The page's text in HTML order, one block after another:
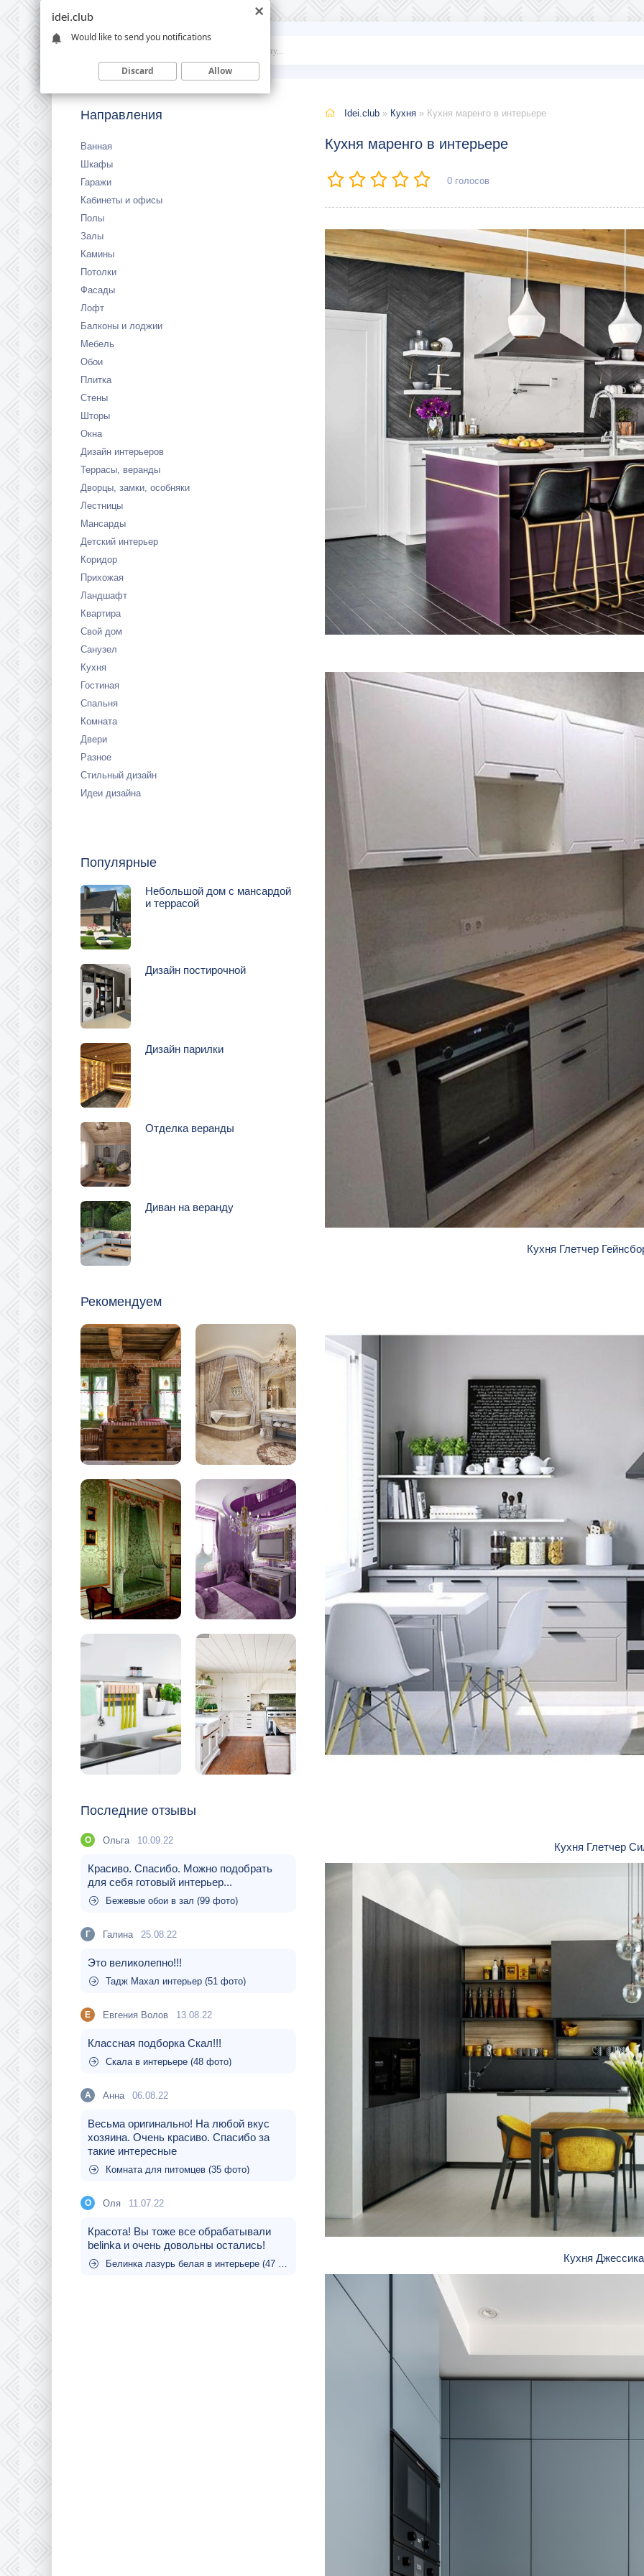
Idei
Направления
Ванная
Шкафы
Гаражи
Кабинеты и офисы
Полы
Залы
Камины
Потолки
Фасады
Лофт
Балконы и лоджии
Мебель
Обои
Плитка
Стены
Шторы
Окна
Дизайн интерьеров
Террасы, веранды
Дворцы, замки, особняки
Лестницы
Мансарды
Детский интерьер
Коридор
Прихожая
Ландшафт
Квартира
Свой дом
Санузел
Кухня
Гостиная
Спальня
Комната
Двери
Разное
Стильный дизайн
Идеи дизайна
Популярные
Небольшой дом с мансардой
и террасой
Дизайн постирочной
Дизайн парилки
Отделка веранды
Диван на веранду
Рекомендуем
Последние отзывы
О Ольга 10.09.22
Красиво. Спасибо. Можно подобрать
для себя готовый интерьер...
Бежевые обои в зал (99 фото)
Г Галина 25.08.22
Это великолепно!!!
Тадж Махал интерьер (51 фото)
Е Евгения Волов 13.08.22
Классная подборка Скал!!!
Скала в интерьере (48 фото)
A Aнна 06.08.22
Весьма оригинально! На любой вкус
хозяина. Очень красиво. Спасибо за
такие интересные
Комната для питомцев (35 фото)
О Оля 11.07.22
Красота! Вы тоже все обрабатывали
belinka и очень довольны остались!
Белинка лазурь белая в интерьере (47 фото)
Idei.club » Кухня » Кухня маренго в интерьере
Кухня маренго в интерьере
0 голосов
Кухня Глетчер
Кухня Глетчер
Кухня
idei.club
Would like to send you notifications
Discard Allow